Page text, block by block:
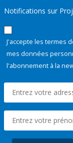
Notifications sur
J'accepte les termes
mes données
l'abonnement à la